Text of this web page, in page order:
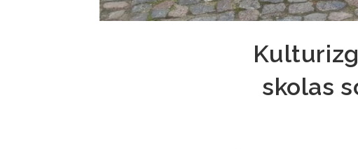
skolas